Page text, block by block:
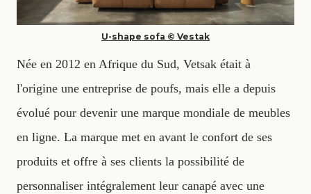
U-shape sofa © Vestak
Née en 2012 en Afrique du Sud, Vetsak était à
l'origine une entreprise de poufs, mais elle a depuis
évolué pour devenir une marque mondiale de meubles
en ligne. La marque met en avant le confort de ses
produits et offre à ses clients la possibilité de
personnaliser intégralement leur canapé avec une